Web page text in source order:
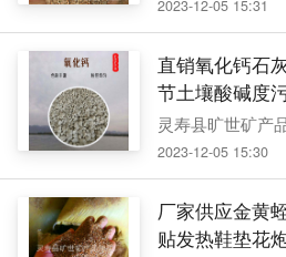
2023-12-05 15:31
直销氧化钙石
节土壤酸碱度
灵寿县旷世矿产
2023-12-05 15:30
厂家供应金黄
贴发热鞋垫花